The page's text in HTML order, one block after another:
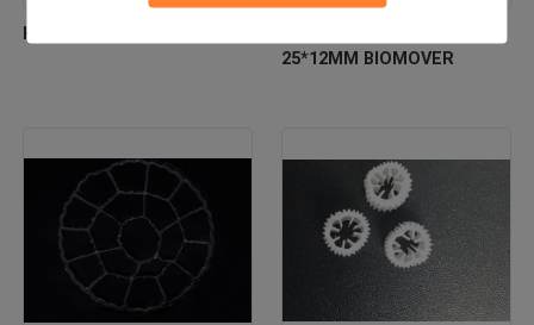
HDPE 바이오 셀 필터 매체
25*12MM BIOMOVER